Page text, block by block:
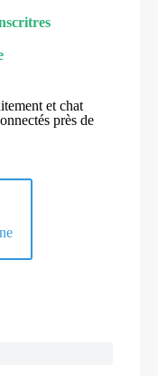
et chat
près de